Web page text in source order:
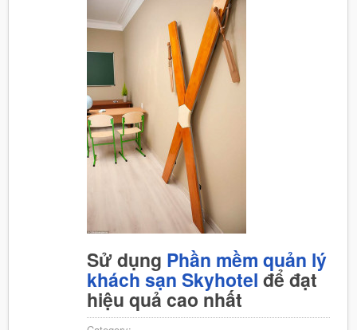
Sử dụng Phần mềm quản lý
khách sạn Skyhotel để đạt
hiệu quả cao nhất